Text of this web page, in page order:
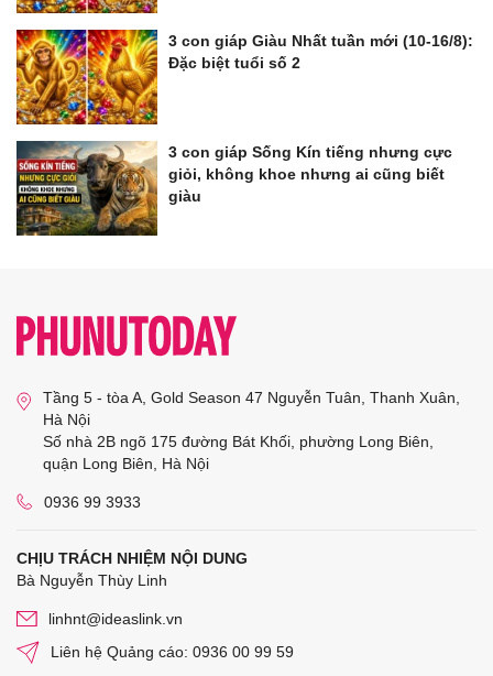
3 con giáp Giàu Nhất tuần mới (10-16/8):
Đặc biệt tuổi số 2
3 con giáp Sống Kín tiếng nhưng cực
giỏi, không khoe nhưng ai cũng biết
giàu
Tầng 5 - tòa A, Gold Season 47 Nguyễn Tuân, Thanh Xuân,
Hà Nội
Số nhà 2B ngõ 175 đường Bát Khối, phường Long Biên,
quận Long Biên, Hà Nội
0936 99 3933
CHỊU TRÁCH NHIỆM NỘI DUNG
Bà Nguyễn Thùy Linh
linhnt@ideaslink.vn
Liên hệ Quảng cáo: 0936 00 99 59